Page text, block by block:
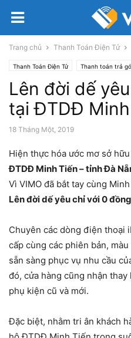
Trang chủ Thanh Toán Điện Tử
Thanh Toán Điện Tử Thanh toán trả
Lên đời dế
tại ĐTDĐ
18 Tháng Một, 2019
Hiện thực hóa ước mơ sở
ĐTDĐ Minh Tiến – tỉnh Đà
Vì VIMO đã bắt tay cùng
Lên đời dế yêu chỉ với 0
Chuyên các dòng điện thoại
cấp cùng các phiên bản,
sẵn sàng phục vụ nhu cầu
đó, cửa hàng cũng nhận
phụ kiện cũ và mới.
Đặc biệt, nhằm tri ân khách